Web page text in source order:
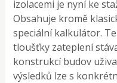
izolacemi je nyní ke
Obsahuje kromě
speciální kalkulátor.
tloušťky zateplení
konstrukcí budov
výsledků lze s